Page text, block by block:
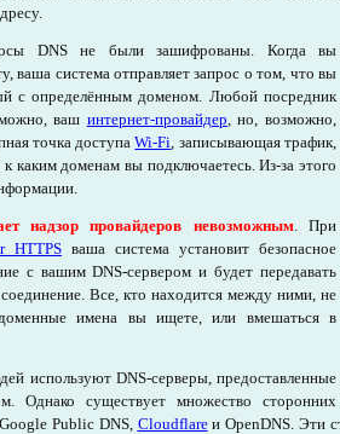
DNS не были зашифрованы. Когда вы
ваша система отправляет запрос о том, что вы
с определённым доменом. Любой посредник
ваш интернет-провайдер, но, возможно,
точка доступаWi-Fi, записывающая трафик,
каким доменам вы подключаетесь. Из-за этого
надзор провайдеров невозможным. При
HTTPS ваша система установит безопасное
с вашим DNS-сервером и будет передавать
соединение. Все, кто находится между ними, не
имена вы ищете, или вмешаться в
используют DNS-серверы, предоставленные
Однако существует множество сторонних
Public DNS, Cloudflareи OpenDNS. Эти